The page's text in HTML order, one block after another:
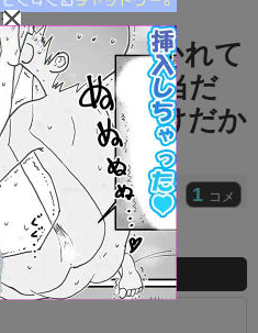
u
t
e
>
ばっかり叩かれて
ラストも相当だ
かしいだけだか
1 コメ